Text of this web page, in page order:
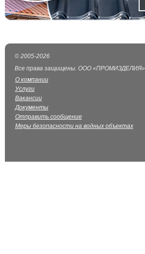
© 2005-2026
Все права защищены. ООО «ПРОМИЗДЕЛИЯ»
О компании
Услуги
Вакансии
Документы
Отправить сообщение
Меры безопасности на водных объектах